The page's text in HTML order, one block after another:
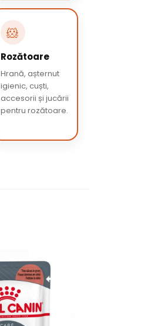
🐹
Rozătoare
Hrană, așternut
igienic, cuști,
accesorii și jucării
pentru rozătoare.